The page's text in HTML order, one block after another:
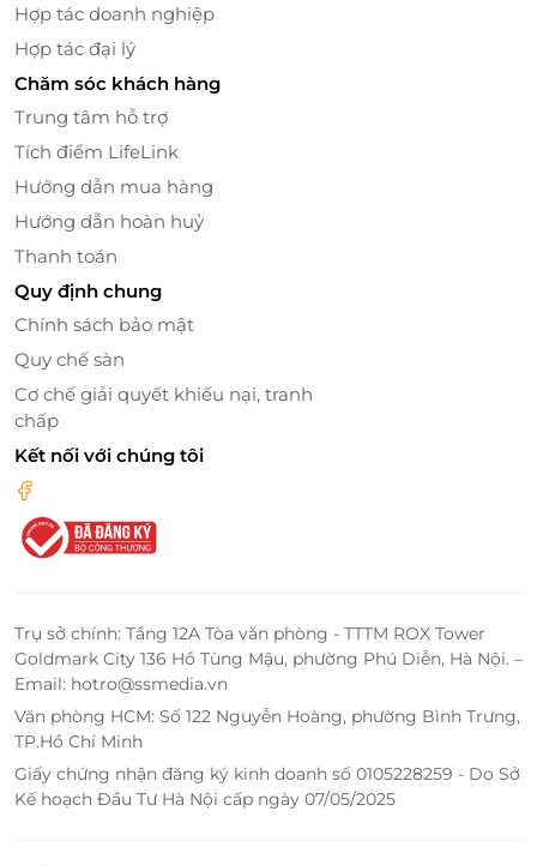
Mua ngay trên LifeLink – Tiện lợi trong
tầm tay
Chỉ cần vài thao tác đơn giản trên
người thân, bạn bè hay đối tác, LifeLink đều giúp bạn
đặt nhanh, thanh toán dễ, nhận quà liền tay– tiết
kiệm thời gian nhưng vẫn giữ được sự trân trọng
trong từng món ăn Việt đậm đà.
Ẩm thực luôn là cách gắn kết con người gần nhau
hơn. Và vớithẻ quà tặng Hoàng Yến Vietnamese
Hợp tác doanh nghiệp
Hợp tác đại lý
Chăm sóc khách hàng
Trung tâm hỗ trợ
Tích điểm LifeLink
Hướng dẫn mua hàng
Hướng dẫn hoàn huỷ
Thanh toán
Quy định chung
Chính sách bảo mật
Quy chế sàn
Cơ chế giải quyết khiếu nại, tranh
chấp
Kết nối với chúng tôi
Trụ sở chính: Tầng 12A Tòa văn phòng - TTTM ROX Tower
Goldmark City 136 Hồ Tùng Mậu, phường Phú Diễn, Hà Nội. –
Email: hotro@ssmedia.vn
Văn phòng HCM: Số 122 Nguyễn Hoàng, phường Bình Trưng,
TP.Hồ Chí Minh
Giấy chứng nhận đăng ký kinh doanh số 0105228259 - Do Sở
Kế hoạch Đầu Tư Hà Nội cấp ngày 07/05/2025